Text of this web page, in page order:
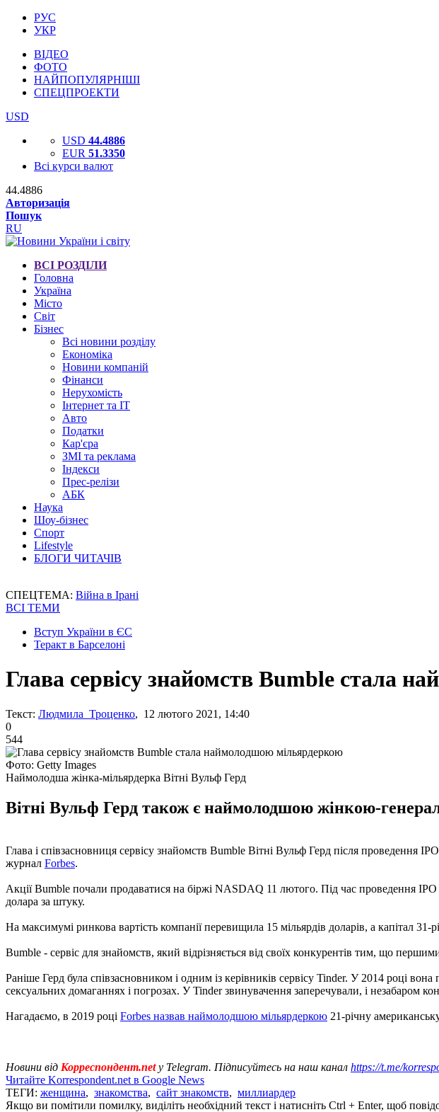
РУС
УКР
ВІДЕО
ФОТО
НАЙПОПУЛЯРНІШІ
СПЕЦПРОЕКТИ
USD
USD 44.4886
EUR 51.3350
Всі курси валют
44.4886
Авторизація
Пошук
RU
ВСІ РОЗДІЛИ
Головна
Україна
Місто
Світ
Бізнес
Всі новини розділу
Економіка
Новини компаній
Фінанси
Нерухомість
Інтернет та IT
Авто
Податки
Кар'єра
ЗМІ та реклама
Індекси
Прес-релізи
АБК
Наука
Шоу-бізнес
Спорт
Lifestyle
БЛОГИ ЧИТАЧІВ
СПЕЦТЕМА: Війна в Ірані
ВСІ ТЕМИ
Вступ України в ЄС
Теракт в Барселоні
Глава сервісу знайомств Bumble стала
Текст: Людмила Троценко, 12 лютого 2021, 14:40
0
544
Фото: Getty Images
Наймолодша жінка-мільярдерка Вітні Вульф Герд
Вітні Вульф Герд також є наймолодшою жінкою-
Глава і співзасновниця сервісу знайомств Bumble Вітні Вульф Герд після
журнал Forbes.
Акції Bumble почали продаватися на біржі NASDAQ 11 лютого. Під час проведення
долара за штуку.
На максимумі ринкова вартість компанії перевищила 15 мільярдів доларів, а капітал 31-
Bumble - сервіс для знайомств, який відрізняється від своїх конкурентів тим, що
Раніше Герд була співзасновником і одним із керівників сервісу Tinder. У 2014 році
сексуальних домаганнях і погрозах. У Tinder звинувачення заперечували, і незабаром
Нагадаємо, в 2019 році Forbes назвав наймолодшою ​​мільярдеркою 21-річну
Новини від Корреспондент.netу Telegram. Підписуйтесь на наш канал https://t.me/
Читайте Korrespondent.net в Google News
ТЕГИ: женщина, знакомства, сайт знакомств, миллиардер
Якщо ви помітили помилку, виділіть необхідний текст і натисніть Ctrl + Enter, щоб